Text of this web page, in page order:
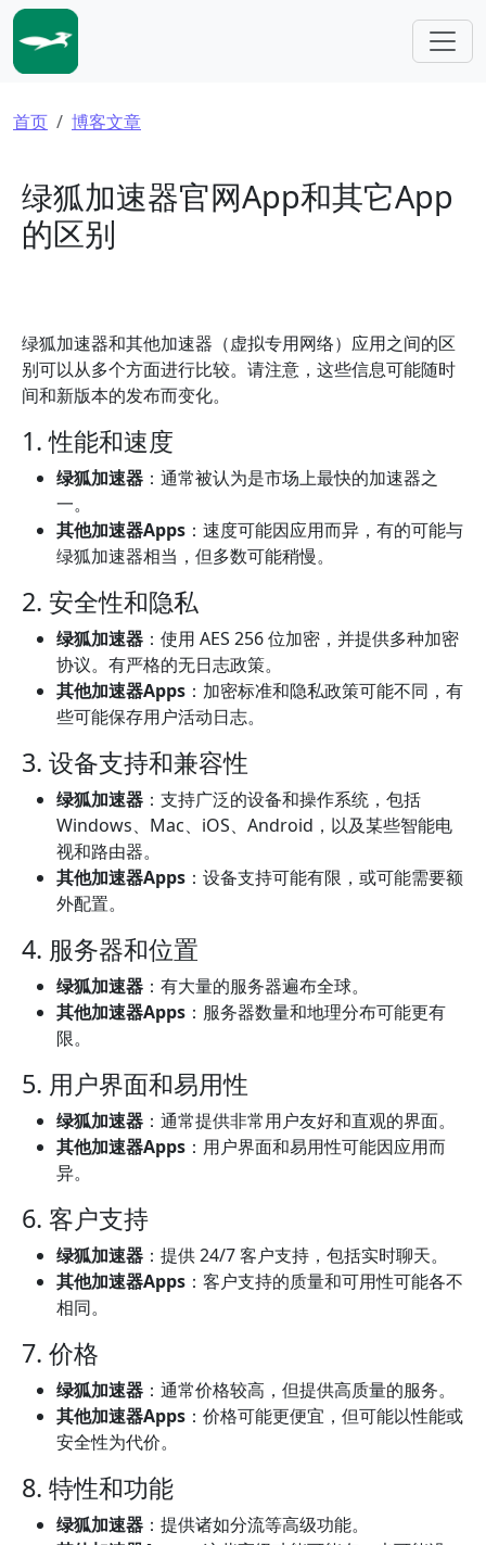
跳转到主要内容
面包屑
首页 博客文章
绿狐加速器官网App和其它App
的区别
绿狐加速器和其他加速器（虚拟专用网络）应用之间的区
别可以从多个方面进行比较。请注意，这些信息可能随时
间和新版本的发布而变化。
1. 性能和速度
绿狐加速器 ：通常被认为是市场上最快的加速器之
一。
其他加速器Apps ：速度可能因应用而异，有的可能与
绿狐加速器相当，但多数可能稍慢。
2. 安全性和隐私
绿狐加速器 ：使用 AES 256 位加密，并提供多种加密
协议。有严格的无日志政策。
其他加速器Apps ：加密标准和隐私政策可能不同，有
些可能保存用户活动日志。
3. 设备支持和兼容性
绿狐加速器 ：支持广泛的设备和操作系统，包括
Windows、Mac、iOS、Android，以及某些智能电
视和路由器。
其他加速器Apps ：设备支持可能有限，或可能需要额
外配置。
4. 服务器和位置
绿狐加速器 ：有大量的服务器遍布全球。
其他加速器Apps ：服务器数量和地理分布可能更有
限。
5. 用户界面和易用性
绿狐加速器 ：通常提供非常用户友好和直观的界面。
其他加速器Apps ：用户界面和易用性可能因应用而
异。
6. 客户支持
绿狐加速器 ：提供 24/7 客户支持，包括实时聊天。
其他加速器Apps ：客户支持的质量和可用性可能各不
相同。
7. 价格
绿狐加速器 ：通常价格较高，但提供高质量的服务。
其他加速器Apps ：价格可能更便宜，但可能以性能或
安全性为代价。
8. 特性和功能
绿狐加速器 ：提供诸如分流等高级功能。